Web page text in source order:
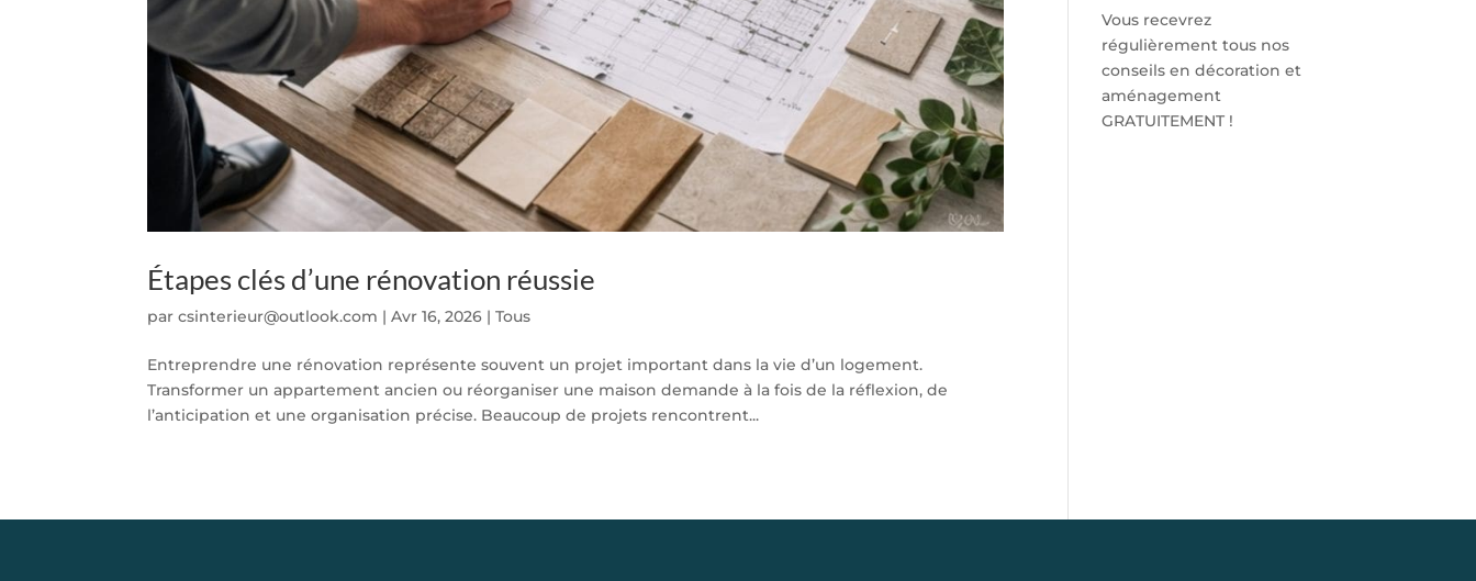
Étapes clés d’une rénovation réussie
parcsinterieur@outlook.com |Avr 16, 2026 |Tous
Entreprendre une rénovation représente souvent un projet important dans la vie d’un logement.
Transformer un appartement ancien ou réorganiser une maison demande à la fois de la réflexion, de
l’anticipation et une organisation précise. Beaucoup de projets rencontrent...
Vous recevrez
régulièrement tous nos
conseils en décoration et
aménagement
GRATUITEMENT !